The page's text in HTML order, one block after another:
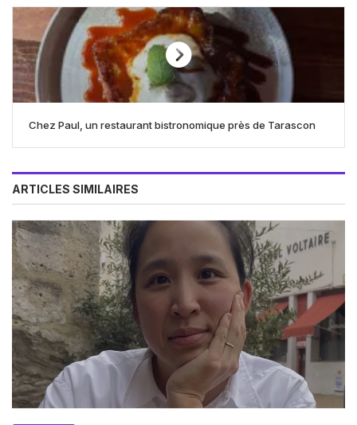
Chez Paul, un restaurant bistronomique près de Tarascon
ARTICLES SIMILAIRES